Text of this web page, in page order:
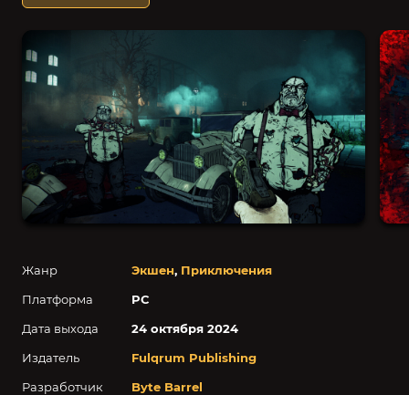
Жанр Экшен, Приключения
Платформа
PC
Дата выхода
24 октября 2024
Издатель
Fulqrum Publishing
Разработчик
Byte Barrel